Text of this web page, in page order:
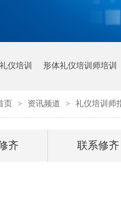
礼仪培训 形体礼仪培训师培训
页 > 资讯频道 > 礼仪培训师
齐 联系修齐